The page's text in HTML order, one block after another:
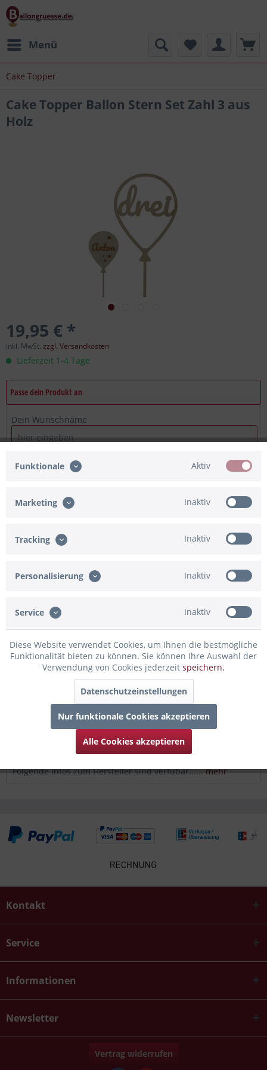
Menü
Cake Topper
Cake Topper Ballon Stern Set Zahl 3 aus
Holz
19,95 € *
inkl. MwSt. zzgl. Versandkosten
Lieferzeit 1-4 Tage
Passe dein Produkt an
Dein Wunschname
Ich bestätige, dass die Angaben korrekt sind
In den Warenkorb
Konfiguration ist unvollständig - bitte prüfen!
Artikel-Nr.:
Beschreibung
Aufregung liegt in der Luft beim dritten Geburtstag. Das
muss gefeiert werden! Mit diesem...
Bewertungen
0
Bewertungen lesen, schreiben und diskutieren...mehr
Infos zum Hersteller
Folgende Infos zum Hersteller sind verfübar......mehr
Kontakt
Service
Informationen
Newsletter
Vertrag widerrufen
Funktionale Aktiv
Marketing Inaktiv
Tracking Inaktiv
Personalisierung Inaktiv
Service Inaktiv
Diese Website verwendet Cookies, um Ihnen die bestmögliche
Funktionalität bieten zu können. Sie können Ihre Auswahl der
Verwendung von Cookies jederzeit speichern.
Datenschutzeinstellungen
Nur funktionale Cookies akzeptieren
Alle Cookies akzeptieren